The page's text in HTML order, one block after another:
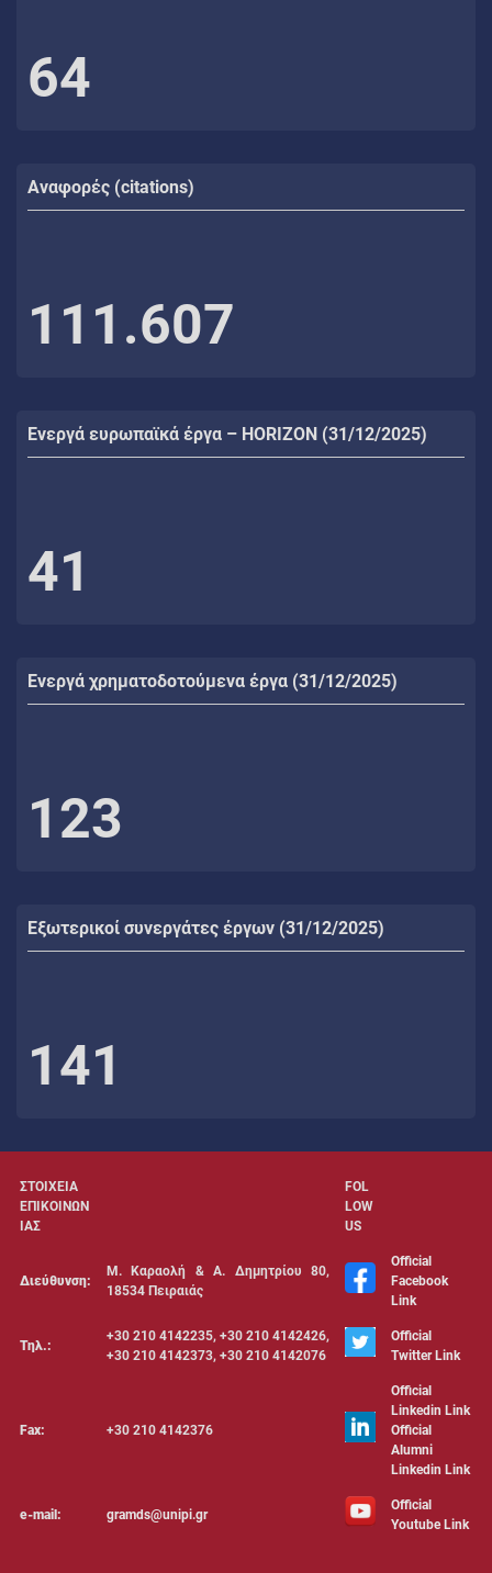
64
Αναφορές (citations)
111.607
Ενεργά ευρωπαϊκά έργα – HORIZON (31/12/2025)
41
Ενεργά χρηματοδοτούμενα έργα (31/12/2025)
123
Εξωτερικοί συνεργάτες έργων (31/12/2025)
141
ΣΤΟΙΧΕΙΑ
ΕΠΙΚΟΙΝΩΝ
ΙΑΣ
FOL
LOW
US
Διεύθυνση:
Μ. Καραολή & Α. Δημητρίου 80,
18534 Πειραιάς
Official
Facebook
Link
Τηλ.:
+30 210 4142235, +30 210 4142426,
+30 210 4142373, +30 210 4142076
Official
Twitter Link
Fax: +30 210 4142376
Official
Linkedin Link
Official
Alumni
Linkedin Link
e-mail: gramds@unipi.gr
Official
Youtube Link